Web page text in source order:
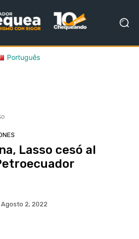
Português
Lasso cesó al
Agosto 2, 2022